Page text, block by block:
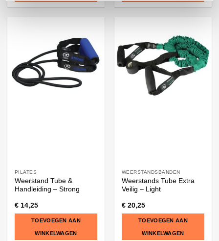
PILATES
Weerstand Tube &
Handleiding – Strong
€14,25
TOEVOEGEN AAN
WINKELWAGEN
WEERSTANDSBANDEN
Weerstands Tube Extra
Veilig – Light
€20,25
TOEVOEGEN AAN
WINKELWAGEN